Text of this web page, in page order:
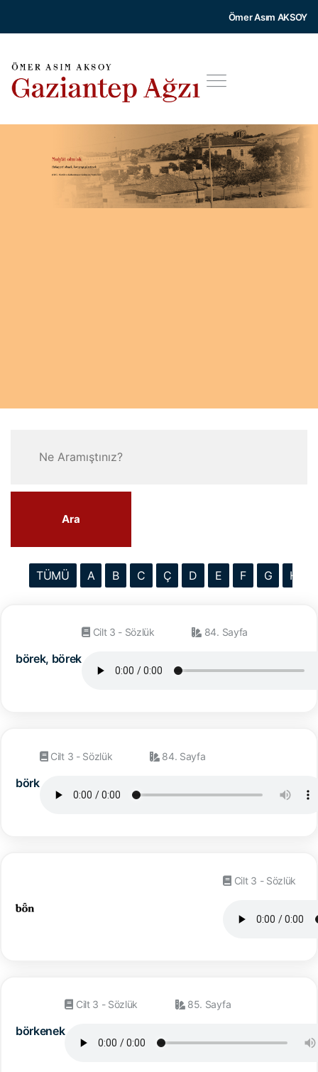
Ömer Asım AKSOY
Ara
TÜMÜ A B C Ç D E F G H
börek, börek
Cilt 3 - Sözlük 84. Sayfa
börk
Cilt 3 - Sözlük 84. Sayfa
Cilt 3 - Sözlük
börkenek
Cilt 3 - Sözlük 85. Sayfa